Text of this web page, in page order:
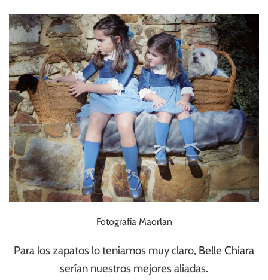
Fotografía Maorlan
Para los zapatos lo teníamos muy claro, Belle Chiara
serían nuestros mejores aliadas.